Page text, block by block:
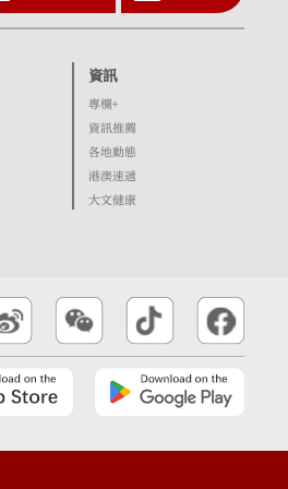
資訊
專欄+
資訊推薦
各地動態
港澳速遞
大文健康